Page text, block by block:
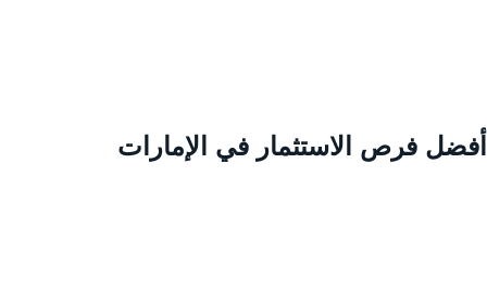
فرص الاستثمار في الإمارات